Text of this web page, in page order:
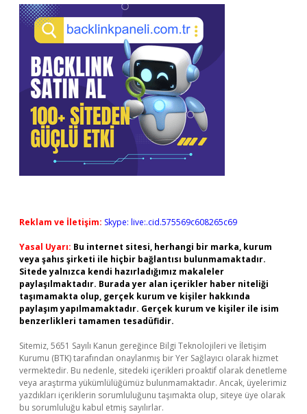
Reklam ve İletişim: Skype: live:.cid.575569c608265c69
Yasal Uyarı: Bu internet sitesi, herhangi bir marka, kurum
veya şahıs şirketi ile hiçbir bağlantısı bulunmamaktadır.
Sitede yalnızca kendi hazırladığımız makaleler
paylaşılmaktadır. Burada yer alan içerikler haber niteliği
taşımamakta olup, gerçek kurum ve kişiler hakkında
paylaşım yapılmamaktadır. Gerçek kurum ve kişiler ile isim
benzerlikleri tamamen tesadüfidir.
Sitemiz, 5651 Sayılı Kanun gereğince Bilgi Teknolojileri ve İletişim
Kurumu (BTK) tarafından onaylanmış bir Yer Sağlayıcı olarak hizmet
vermektedir. Bu nedenle, sitedeki içerikleri proaktif olarak denetleme
veya araştırma yükümlülüğümüz bulunmamaktadır. Ancak, üyelerimiz
yazdıkları içeriklerin sorumluluğunu taşımakta olup, siteye üye olarak
bu sorumluluğu kabul etmiş sayılırlar.